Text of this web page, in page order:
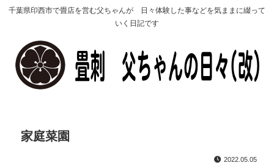
千葉県印西市で畳店を営む父ちゃんが 日々体験した事などを気ままに綴って
いく日記です
家庭菜園
2022.05.05